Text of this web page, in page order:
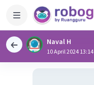
Naval H
10 April 2024 13:14